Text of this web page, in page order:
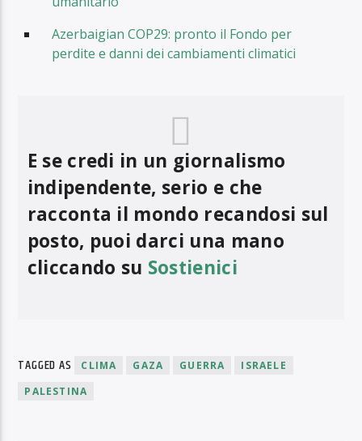
Azerbaigian COP29: pronto il Fondo per
perdite e danni dei cambiamenti climatici
E se credi in un giornalismo
indipendente, serio e che
racconta il mondo recandosi sul
posto, puoi darci una mano
cliccando su Sostienici
TAGGED AS CLIMA GAZA GUERRA
ISRAELE
PALESTINA